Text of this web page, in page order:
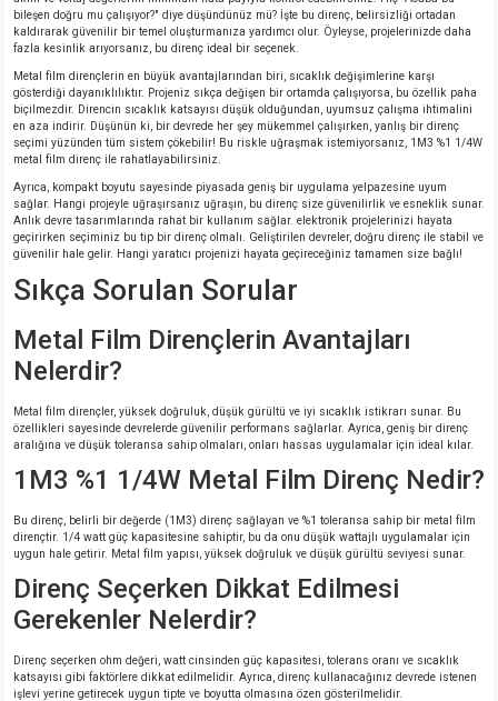
MARKA)
bileşen doğru mu çalışıyor?" diye düşündünüz mü? İşte bu direnç, belirsizliği ortadan
kaldırarak güvenilir bir temel oluşturmanıza yardımcı olur. Öyleyse, projelerinizde daha
fazla kesinlik arıyorsanız, bu direnç ideal bir seçenek.
Metal film dirençlerin en büyük avantajlarından biri, sıcaklık değişimlerine karşı
gösterdiği dayanıklılıktır. Projeniz sıkça değişen bir ortamda çalışıyorsa, bu özellik paha
biçilmezdir. Direncin sıcaklık katsayısı düşük olduğundan, uyumsuz çalışma ihtimalini
en aza indirir. Düşünün ki, bir devrede her şey mükemmel çalışırken, yanlış bir direnç
seçimi yüzünden tüm sistem çökebilir! Bu riskle uğraşmak istemiyorsanız, 1M3 %1 1/4W
metal film direnç ile rahatlayabilirsiniz.
Ayrıca, kompakt boyutu sayesinde piyasada geniş bir uygulama yelpazesine uyum
sağlar. Hangi projeyle uğraşırsanız uğraşın, bu direnç size güvenilirlik ve esneklik sunar.
Anlık devre tasarımlarında rahat bir kullanım sağlar. elektronik projelerinizi hayata
geçirirken seçiminiz bu tip bir direnç olmalı. Geliştirilen devreler, doğru direnç ile stabil ve
güvenilir hale gelir. Hangi yaratıcı projenizi hayata geçireceğiniz tamamen size bağlı!
Sıkça Sorulan Sorular
Metal Film Dirençlerin Avantajları
Nelerdir?
Metal film dirençler, yüksek doğruluk, düşük gürültü ve iyi sıcaklık istikrarı sunar. Bu
özellikleri sayesinde devrelerde güvenilir performans sağlarlar. Ayrıca, geniş bir direnç
aralığına ve düşük toleransa sahip olmaları, onları hassas uygulamalar için ideal kılar.
1M3 %1 1/4W Metal Film Direnç Nedir?
Bu direnç, belirli bir değerde (1M3) direnç sağlayan ve %1 toleransa sahip bir metal film
dirençtir. 1/4 watt güç kapasitesine sahiptir, bu da onu düşük wattajlı uygulamalar için
uygun hale getirir. Metal film yapısı, yüksek doğruluk ve düşük gürültü seviyesi sunar.
Direnç Seçerken Dikkat Edilmesi
Gerekenler Nelerdir?
Direnç seçerken ohm değeri, watt cinsinden güç kapasitesi, tolerans oranı ve sıcaklık
katsayısı gibi faktörlere dikkat edilmelidir. Ayrıca, direnç kullanacağınız devrede istenen
işlevi yerine getirecek uygun tipte ve boyutta olmasına özen gösterilmelidir.